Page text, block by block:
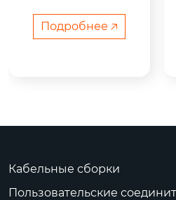
Подробнее 🡥
Кабельные сборки
Пользовательские